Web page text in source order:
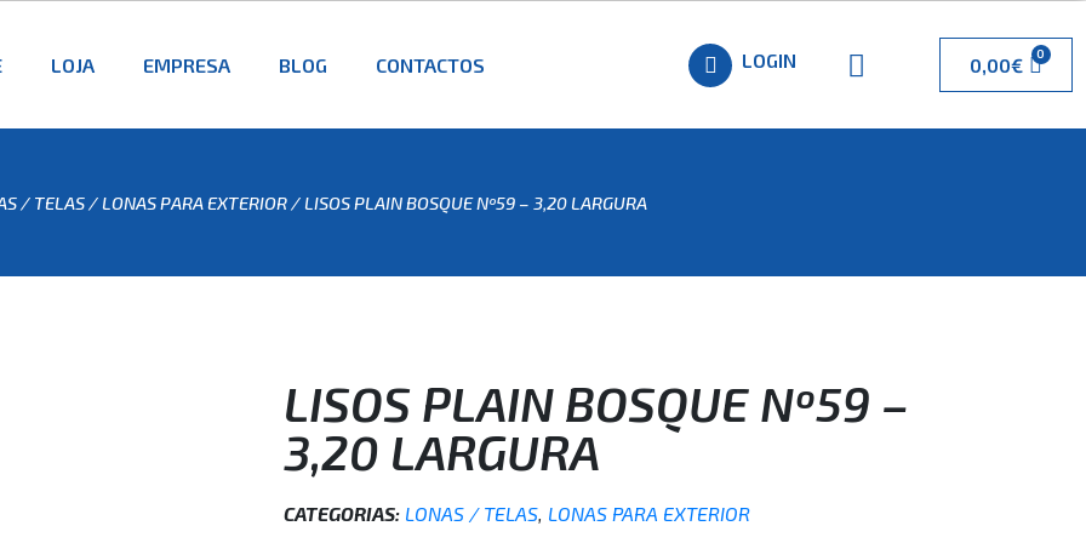
LOJA EMPRESA BLOG CONTACTOS LOGIN 0,00€
/ TELAS/ LONAS PARA EXTERIOR/ LISOS PLAIN BOSQUE Nº59 – 3,20 LARGURA
LISOS PLAIN BOSQUE Nº59 –
3,20 LARGURA
CATEGORIAS: LONAS / TELAS, LONAS PARA EXTERIOR